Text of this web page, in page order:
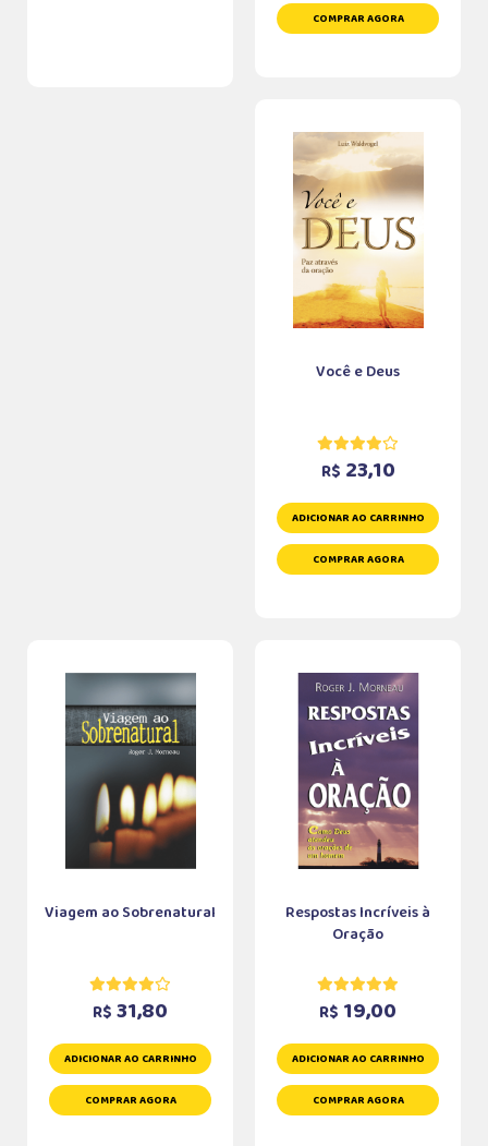
COMPRAR AGORA
Você e Deus
R$ 23,10
ADICIONAR AO CARRINHO
COMPRAR AGORA
Viagem ao Sobrenatural
R$ 31,80
ADICIONAR AO CARRINHO
COMPRAR AGORA
Respostas Incríveis à
Oração
R$ 19,00
ADICIONAR AO CARRINHO
COMPRAR AGORA